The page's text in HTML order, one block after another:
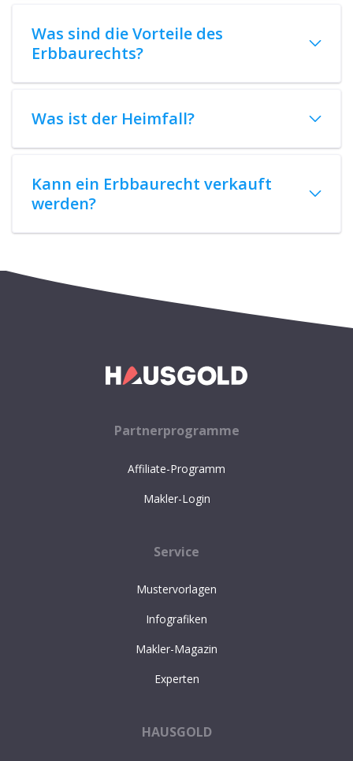
Was sind die Vorteile des
Erbbaurechts?
Was ist der Heimfall?
Kann ein Erbbaurecht verkauft
werden?
Partnerprogramme
Affiliate-Programm
Makler-Login
Service
Mustervorlagen
Infografiken
Makler-Magazin
Experten
HAUSGOLD